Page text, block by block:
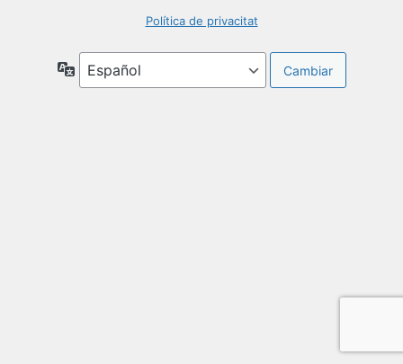
Política de privacitat
Idioma